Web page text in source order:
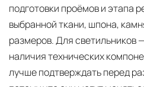
подготовки проёмов и этапа
выбранной ткани, шпона,
размеров. Для светильников
наличия технических
лучше подтверждать перед